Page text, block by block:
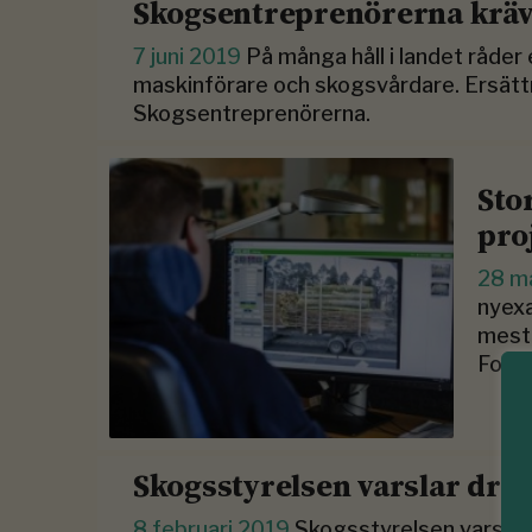
Skogsentreprenörerna
7 juni 2019 På många håll i landet
maskinförare och skogsvårdare.
Skogsentreprenörerna.
28
Skogsstyrelsen varslar